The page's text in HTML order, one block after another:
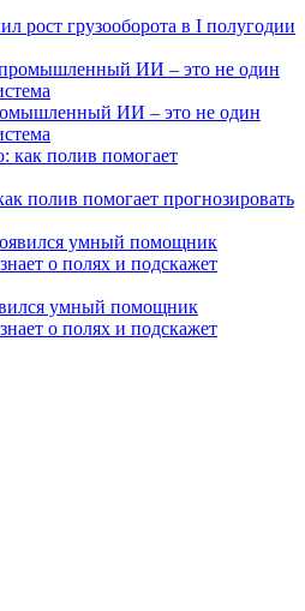
рост грузооборота в I полугодии
ИИ – это не один
полив помогает прогнозировать
умный помощник
о полях и подскажет